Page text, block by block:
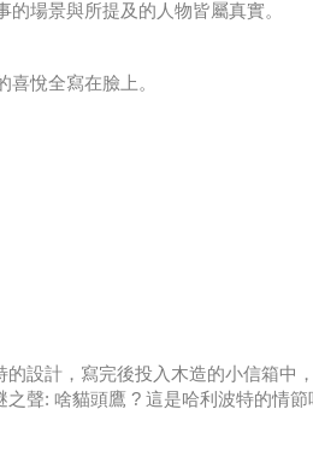
場景與所提及的人物皆屬真實。
悅全寫在臉上。
設計，寫完後投入木造的小信箱中
之聲: 啥貓頭鷹 ? 這是哈利波特的情